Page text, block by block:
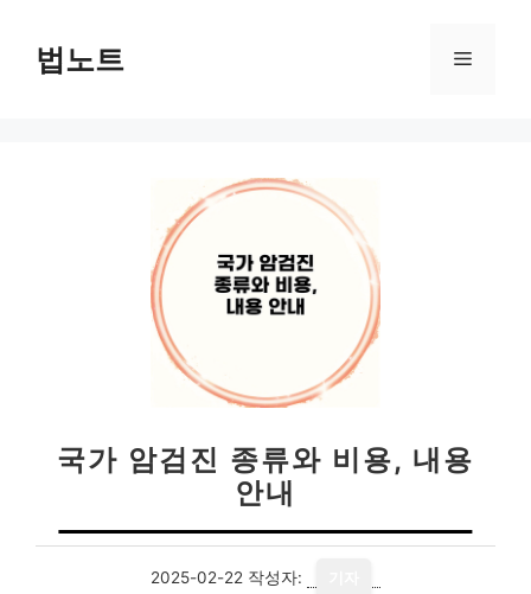
법노트 메
국가 암검진 종류와 비용, 내용
안내
2025-02-22 작성자: